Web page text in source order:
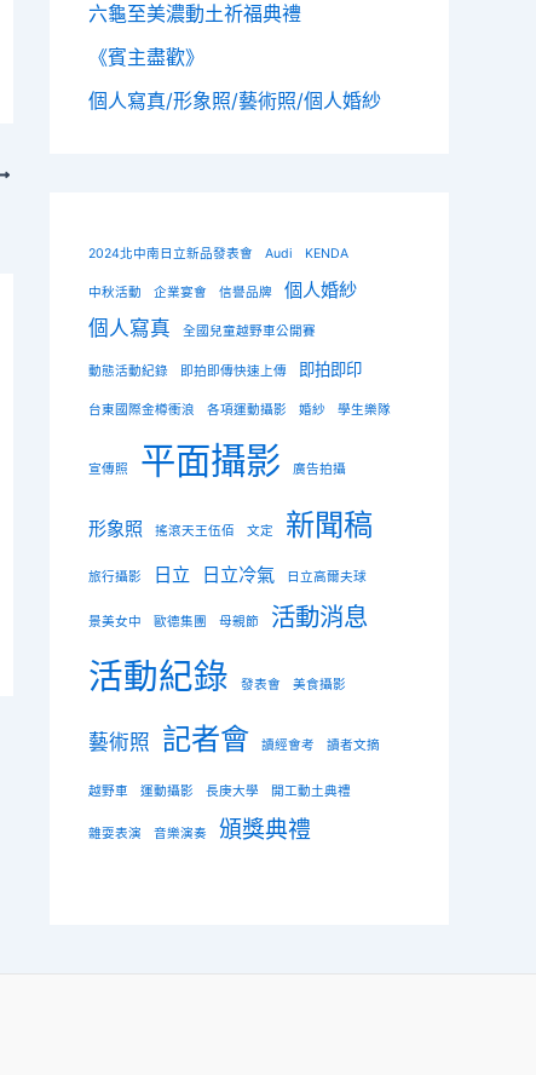
六龜至美濃動土祈福典禮
《賓主盡歡》
個人寫真/形象照/藝術照/個人婚紗
2024北中南日立新品發表會 Audi KENDA
中秋活動 企業宴會 信譽品牌 個人婚紗
個人寫真 全國兒童越野車公開賽
動態活動紀錄 即拍即傳快速上傳 即拍即印
台東國際金樽衝浪 各項運動攝影 婚紗 學生樂隊
宣傳照 平面攝影 廣告拍攝
形象照 搖滾天王伍佰 文定 新聞稿
旅行攝影 日立 日立冷氣 日立高爾夫球
景美女中 歐德集團 母親節 活動消息
活動紀錄 發表會 美食攝影
藝術照 記者會 讀經會考 讀者文摘
越野車 運動攝影 長庚大學 開工動土典禮
雜耍表演 音樂演奏 頒獎典禮